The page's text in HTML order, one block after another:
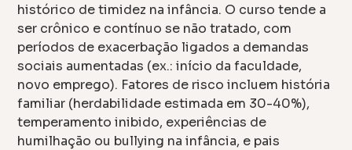
histórico de timidez na infância. O curso tende a
ser crônico e contínuo se não tratado, com
períodos de exacerbação ligados a demandas
sociais aumentadas (ex.: início da faculdade,
novo emprego). Fatores de risco incluem história
familiar (herdabilidade estimada em 30-40%),
temperamento inibido, experiências de
humilhação ou bullying na infância, e pais